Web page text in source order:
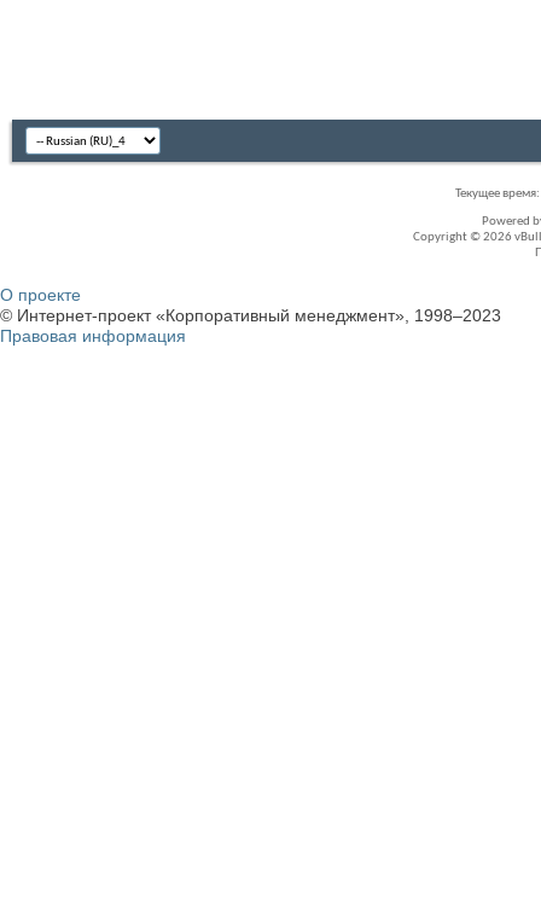
Текущее время:
Powered
Copyright © 2026
О проекте
© Интернет-проект «Корпоративный менеджмент», 1998–2023
Правовая информация